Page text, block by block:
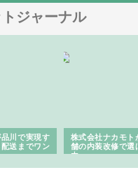
ジャーナル
川で実現す
送までワン
株式会社ナカモト
舗の内装改修で選
由